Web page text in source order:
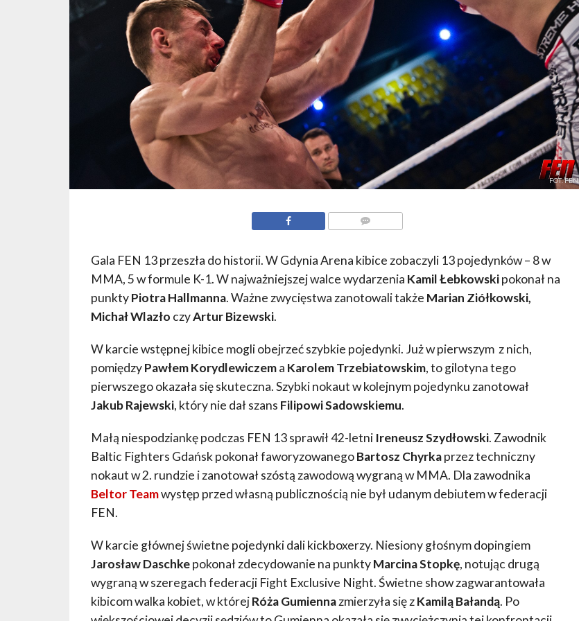
FOT. FEN
Gala FEN 13 przeszła do historii. W Gdynia Arena kibice zobaczyli 13 pojedynków – 8 w
MMA, 5 w formule K-1. W najważniejszej walce wydarzenia Kamil Łebkowskipokonał na
punktyPiotra Hallmanna. Ważne zwycięstwa zanotowali także Marian Ziółkowski,
Michał Wlazło czyArtur Bizewski.
W karcie wstępnej kibice mogli obejrzeć szybkie pojedynki. Już w pierwszym z nich,
pomiędzyPawłem Korydlewiczema Karolem Trzebiatowskim, to gilotyna tego
pierwszego okazała się skuteczna. Szybki nokaut w kolejnym pojedynku zanotował
Jakub Rajewski, który nie dał szans Filipowi Sadowskiemu.
Małą niespodziankę podczas FEN 13 sprawił 42-letni Ireneusz Szydłowski. Zawodnik
Baltic Fighters Gdańsk pokonał faworyzowanegoBartosz Chyrkaprzez techniczny
nokaut w 2. rundzie i zanotował szóstą zawodową wygraną w MMA. Dla zawodnika
Beltor Teamwystęp przed własną publicznością nie był udanym debiutem w federacji
FEN.
W karcie głównej świetne pojedynki dali kickboxerzy. Niesiony głośnym dopingiem
Jarosław Daschkepokonał zdecydowanie na punktyMarcina Stopkę, notując drugą
wygraną w szeregach federacji Fight Exclusive Night. Świetne show zagwarantowała
kibicom walka kobiet, w którejRóża Gumiennazmierzyła się zKamilą Bałandą. Po